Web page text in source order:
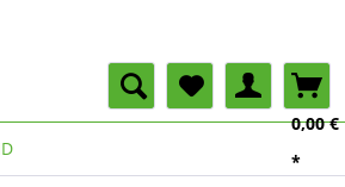
0,00 €
*